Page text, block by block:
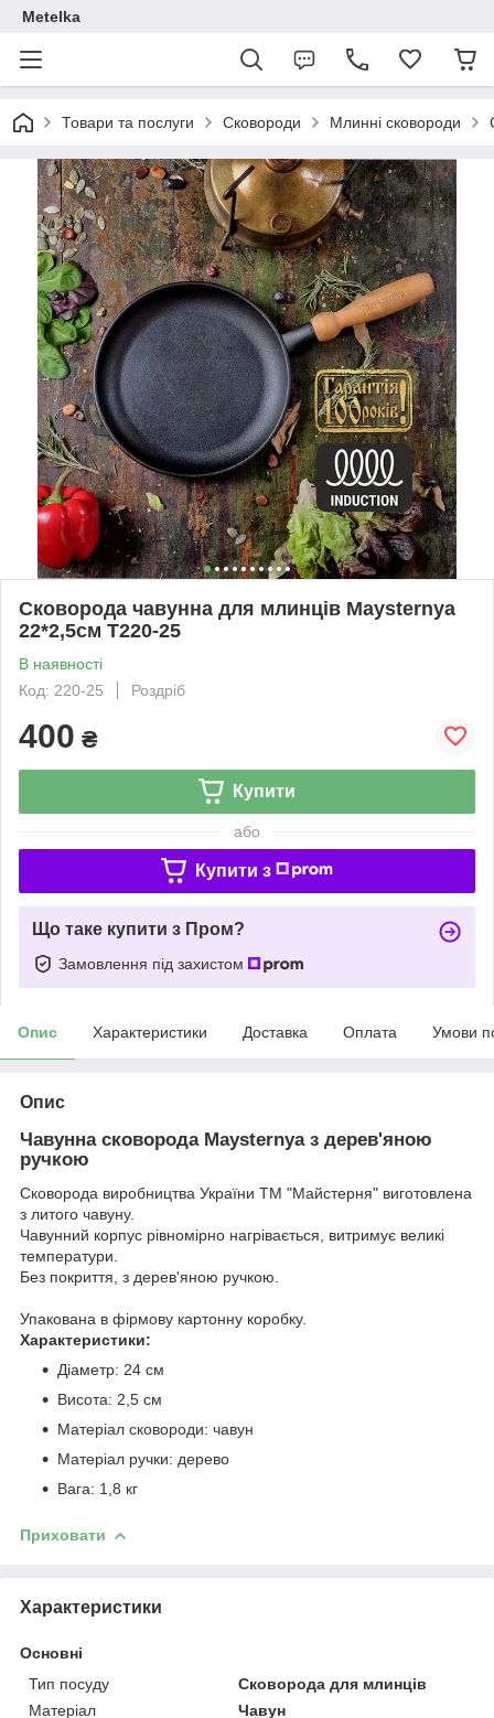
Metelka
Товари та послуги Сковороди Млинні сковороди
Сковорода чавунна для млинців Maysternya
22*2,5см Т220-25
В наявності
Код: 220-25
Роздріб
400 ₴
Купити
або
Купити з
Що таке купити з Пром?
Замовлення під захистом
Опис Характеристики Доставка Оплата Умови
Опис
Чавунна сковорода Maysternya з дерев'яною
ручкою
Сковорода виробництва України ТМ "Майстерня" виготовлена
з литого чавуну.
Чавунний корпус рівномірно нагрівається, витримує великі
температури.
Без покриття, з дерев'яною ручкою.
Упакована в фірмову картонну коробку.
Характеристики:
Діаметр: 24 см
Висота: 2,5 см
Матеріал сковороди: чавун
Матеріал ручки: дерево
Вага: 1,8 кг
Приховати
Характеристики
Основні
Тип посуду
Сковорода для млинців
Матеріал
Чавун